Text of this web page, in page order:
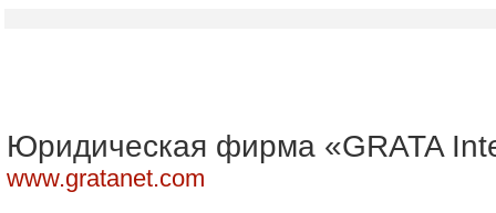
Юридическая фирма «GRATA
www.gratanet.com